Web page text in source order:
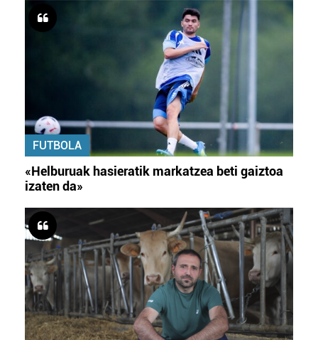
FUTBOLA
«Helburuak hasieratik markatzea beti gaiztoa
izaten da»